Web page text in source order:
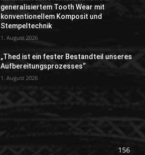
generalisiertem Tooth Wear mit
konventionellem Komposit und
Stempeltechnik
1. August 2026
„Thed ist ein fester Bestandteil unseres
Aufbereitungsprozesses“
1. August 2026
156